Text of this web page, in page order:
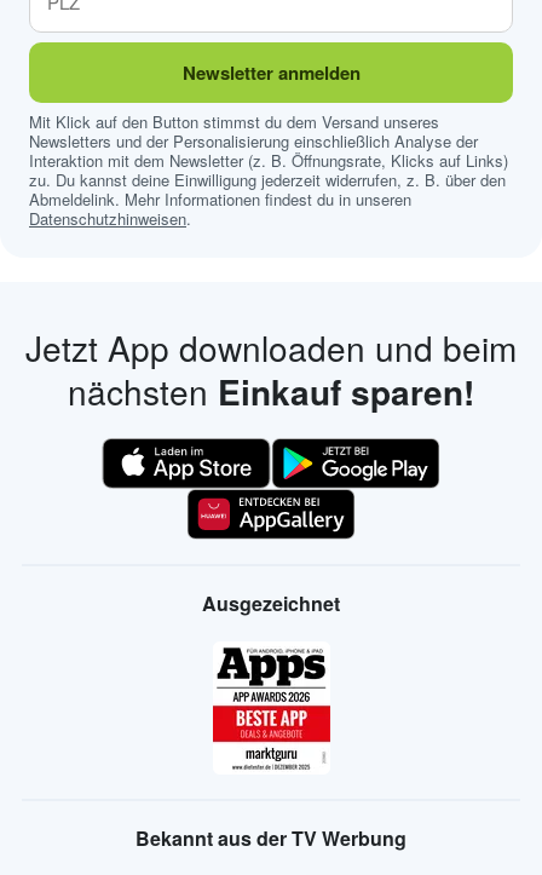
Newsletter anmelden
Mit Klick auf den Button stimmst du dem Versand unseres
Newsletters und der Personalisierung einschließlich Analyse der
Interaktion mit dem Newsletter (z. B. Öffnungsrate, Klicks auf Links)
zu. Du kannst deine Einwilligung jederzeit widerrufen, z. B. über den
Abmeldelink. Mehr Informationen findest du in unseren
Datenschutzhinweisen.
Jetzt App downloaden und beim
nächsten Einkauf sparen!
Ausgezeichnet
Bekannt aus der TV Werbung